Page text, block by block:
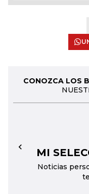
CONOZCA LOS
MI
Noticias
←